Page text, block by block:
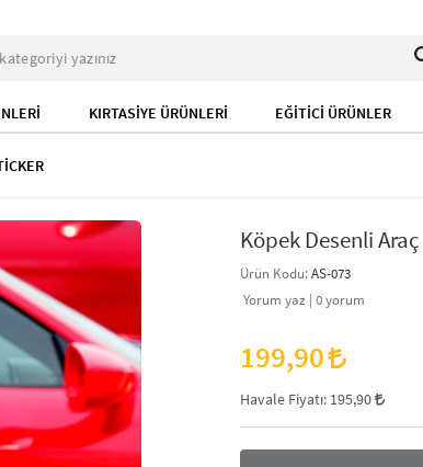
KIRTASİYE ÜRÜNLERİ EĞİTİCİ ÜRÜNLER
Köpek Desenli
Ürün Kodu:AS-073
Yorum yaz | 0yorum
199,90
Havale Fiyatı: 195,90